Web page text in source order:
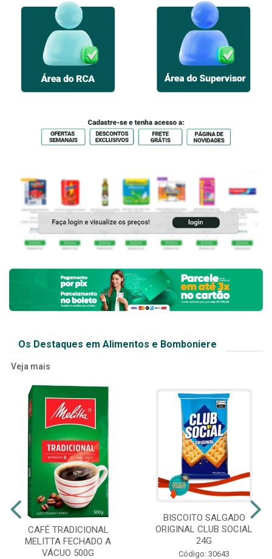
Os Destaques em Alimentos e Bomboniere
Veja mais
CAFÉ TRADICIONAL
MELITTA FECHADO A
VÁCUO 500G
BISCOITO SALGADO
ORIGINAL CLUB SOCIAL
24G
Código: 30643